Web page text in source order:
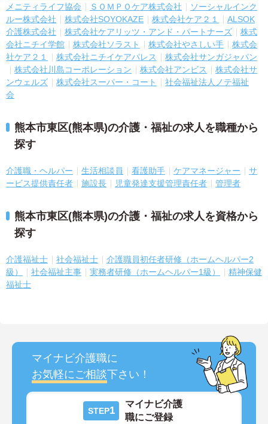
メニティライフ協会
ＳＯＭＰＯケア株式会社
ソーシャルインク
ルー株式会社
株式会社SOYOKAZE 株式会社ケア２１
ALSOK
介護株式会社
株式会社ケアリッツ・アンド・パートナーズ
株式
会社ニチイ学館
株式会社ソラスト 株式会社やさしい手
株式会
社ケア２１
株式会社ニチイケアパレス
株式会社サンガジャパン
株式会社川島コーポレーション
株式会社アンビス
株式会社サ
ンウェルズ
株式会社スーパー・コート
社会福祉法人ノテ福祉
会
熊本市東区(熊本県)の介護・福祉の求人を職種から
探す
介護職・ヘルパー 生活相談員 看護助手 ケアマネージャー
サ
ービス提供責任者
施設長 児童発達支援管理責任者 管理者
熊本市東区(熊本県)の介護・福祉の求人を資格から
探す
介護福祉士 社会福祉士
介護職員初任者研修（ホームヘルパー2
級）
社会福祉主事 実務者研修（ホームヘルパー1級）
精神保健
福祉士
マイナビ介護職に
お気軽にご相談下さい！
STEP1
マイナビ介護
職にご登録